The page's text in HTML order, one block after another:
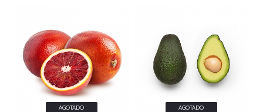
AGOTADO AGOTADO